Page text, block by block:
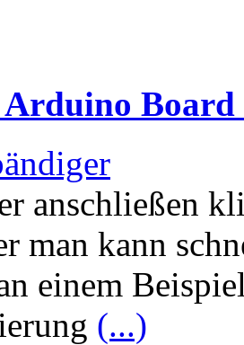
Arduino Board
anschließen
man kann
einem
(...)